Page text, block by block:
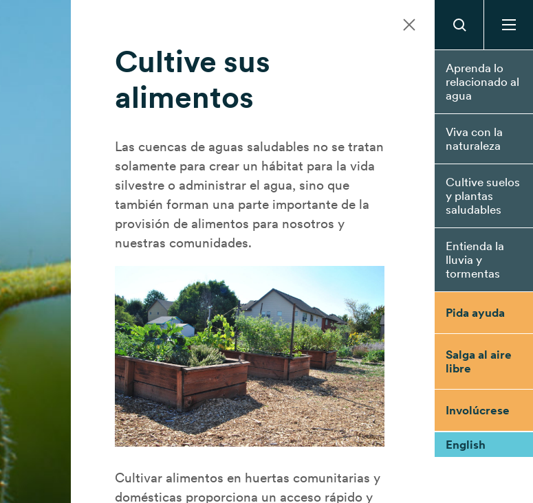
Aprenda lo
relacionado al
agua
Viva con la
naturaleza
Cultive suelos
y plantas
saludables
Entienda la
lluvia y
tormentas
Pida ayuda
Salga al aire
libre
Involúcrese
English
Cultive sus
alimentos
Las cuencas de aguas saludables no se tratan
solamente para crear un hábitat para la vida
silvestre o administrar el agua, sino que
también forman una parte importante de la
provisión de alimentos para nosotros y
nuestras comunidades.
Cultivar alimentos en huertas comunitarias y
domésticas proporciona un acceso rápido y